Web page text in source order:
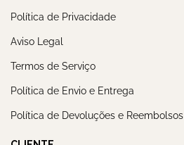
Política de Privacidade
Aviso Legal
Termos de Serviço
Política de Envio e Entrega
Política de Devoluções e Reembolsos